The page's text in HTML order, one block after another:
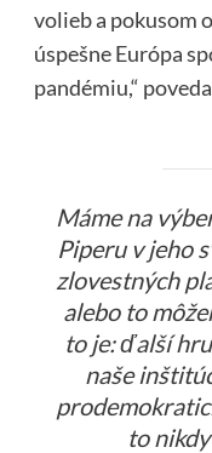
volieb a pokusom
úspešne Európa
pandémiu,“
Máme na
Piperu v jeho
zlovestných
alebo to
to je: ďalší
naše
to